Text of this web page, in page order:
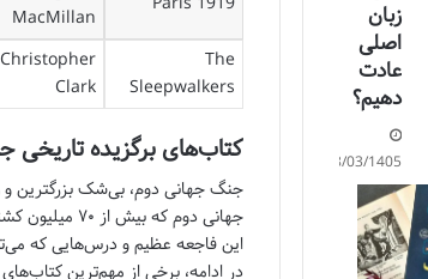
MacMillan
The
Sleepwalkers
Christopher
Clark
کتاب‌های برگزیده
جنگ جهانی دوم، بی‌شک بزرگترین و
جهانی دوم
این فاجعه عظیم و درس‌هایی که
در ادامه، برخی از مهم‌ترین
زبان
اصلی
عادت
دهیم؟
18/03/1405